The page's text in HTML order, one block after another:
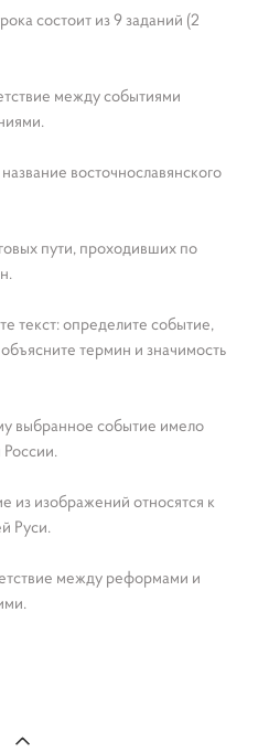
состоит из 9 заданий (2
между событиями
восточнославянского
пути, проходивших по
текст: определите событие,
термин и значимость
выбранное событие имело
из изображений относятся к
Руси.
между реформами и